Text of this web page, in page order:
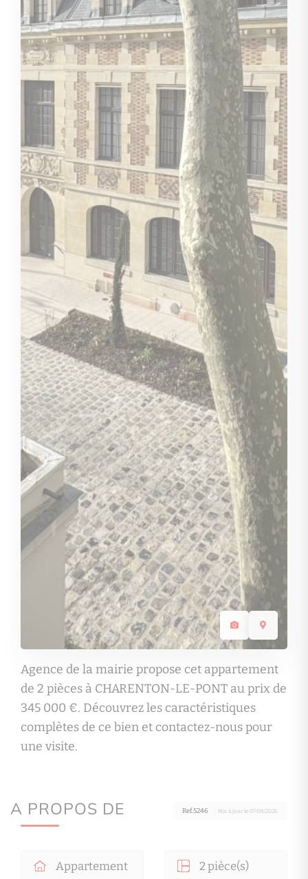
Agence de la mairie propose cet appartement
de 2 pièces à CHARENTON-LE-PONT au prix de
345 000 €. Découvrez les caractéristiques
complètes de ce bien et contactez-nous pour
une visite.
A PROPOS DE Ref.5246 · Mis à jour le 07/08/2026
Appartement 2 pièce(s)